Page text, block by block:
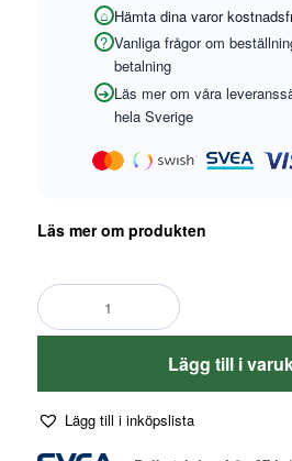
Hämta dina varor
Vanliga frågor om
betalning
Läs mer om våra
hela Sverige
Läs mer om produkten
Lägg till i
Lägg till i inköpslista